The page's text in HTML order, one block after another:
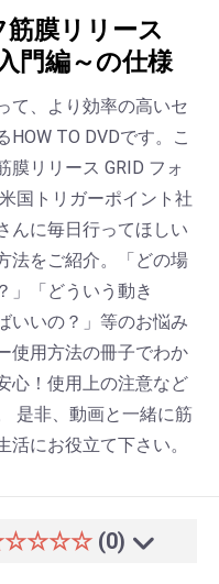
筋膜リリース
門編～の仕様
て、より効率の高いセ
TO DVDです。こ
膜リリース GRID フォ
国トリガーポイント社
んに毎日行ってほしい
法をご紹介。「どの場
」「どういう動き
いいの？」等のお悩み
使用方法の冊子でわか
心！使用上の注意など
是非、動画と一緒に筋
にお役立て下さい。
(0)